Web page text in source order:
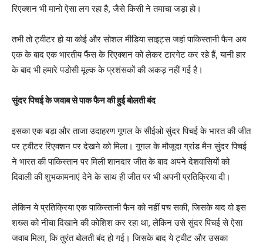
रिएक्शन भी मानो ऐसा लग रहा है, जैसे किसी ने तमाचा जड़ा हो।
तभी तो ट्वीटर हो या कोई और सोशल मीडिया साइट्स जहां पाकिस्तानी फैन अब
एक के बाद एक भारतीय फैंस के रिएक्शन को लेकर टारगेट कर रहे हैं, यानी हार
के बाद भी हमारे पडोसी मूल्क के प्रशंसकों की अकड़ नहीं गई है।
सुंदर पिचई के जवाब से पाक फैन की हुई बोलती बंद
इसका एक बड़ा और ताजा उदाहरण गूगल के सीईओ सुंदर पिचई के भारत की जीत
पर ट्वीटर रिएक्शन पर देखने को मिला। गूगल के मौजूदा ग्रांड मैन सुंदर पिचई
ने भारत की पाकिस्तान पर मिली शानदार जीत के बाद अपने देशवासियों को
दिवाली की शुभकामनाएं देने के साथ ही जीत पर भी अपनी प्रतिक्रिया दी।
लेकिन ये प्रतिक्रिया एक पाकिस्तानी फैन को नहीं पच सकी, जिसके बाद वो इस
शख्स को नीचा दिखाने की कोशिश कर रहा था, लेकिन उसे सुंदर पिचई से ऐसा
जवाब मिला, कि तुरंत बोलती बंद हो गई। जिसके बाद ये ट्वीट और उसका